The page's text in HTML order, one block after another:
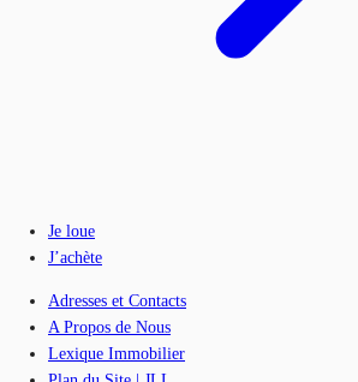
Je loue
J’achète
Adresses et Contacts
A Propos de Nous
Lexique Immobilier